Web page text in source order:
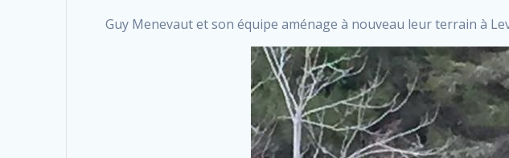
Guy Menevaut et son équipe aménage à nouveau leur terrain à